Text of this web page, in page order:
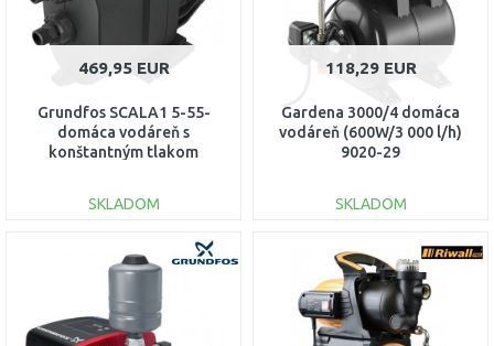
469,95 EUR
Grundfos SCALA1 5-55-
domáca vodáreň s
konštantným tlakom
SKLADOM
DO KOŠÍKA
118,29 EUR
Gardena 3000/4 domáca
vodáreň (600W/3 000 l/h)
9020-29
SKLADOM
DO KOŠÍKA
Porovnať